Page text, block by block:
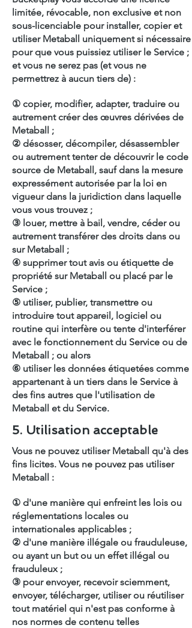
limitée, révocable, non exclusive et non
sous-licenciable pour installer, copier et
utiliser Metaball uniquement si nécessaire
pour que vous puissiez utiliser le Service ;
et vous ne serez pas (et vous ne
permettrez à aucun tiers de) :
① copier, modifier, adapter, traduire ou
autrement créer des œuvres dérivées de
Metaball ;
② désosser, décompiler, désassembler
ou autrement tenter de découvrir le code
source de Metaball, sauf dans la mesure
expressément autorisée par la loi en
vigueur dans la juridiction dans laquelle
vous vous trouvez ;
③ louer, mettre à bail, vendre, céder ou
autrement transférer des droits dans ou
sur Metaball ;
④ supprimer tout avis ou étiquette de
propriété sur Metaball ou placé par le
Service ;
⑤ utiliser, publier, transmettre ou
introduire tout appareil, logiciel ou
routine qui interfère ou tente d'interférer
avec le fonctionnement du Service ou de
Metaball ; ou alors
⑥ utiliser les données étiquetées comme
appartenant à un tiers dans le Service à
des fins autres que l'utilisation de
Metaball et du Service.
5. Utilisation acceptable
Vous ne pouvez utiliser Metaball qu'à des
fins licites. Vous ne pouvez pas utiliser
Metaball :
① d'une manière qui enfreint les lois ou
réglementations locales ou
internationales applicables ;
② d'une manière illégale ou frauduleuse,
ou ayant un but ou un effet illégal ou
frauduleux ;
③ pour envoyer, recevoir sciemment,
envoyer, télécharger, utiliser ou réutiliser
tout matériel qui n'est pas conforme à
nos normes de contenu telles